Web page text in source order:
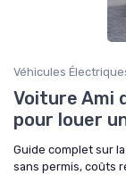
Véhicules
Voiture Ami
pour louer
Guide complet sur
sans permis, coûts